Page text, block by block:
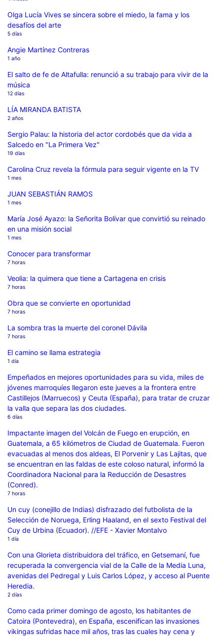
Olga Lucía Vives se sincera sobre el miedo, la fama y los
desafíos del arte
5 días
Angie Martínez Contreras
1 año
El salto de fe de Altafulla: renunció a su trabajo para vivir de la
música
12 días
LÍA MIRANDA BATISTA
2 años
Sergio Palau: la historia del actor cordobés que da vida a
Salcedo en "La Primera Vez"
19 días
Carolina Cruz revela la fórmula para seguir vigente en la TV
1 mes
JUAN SEBASTIÁN RAMOS
1 mes
María José Ayazo: la Señorita Bolívar que convirtió su reinado
en una misión social
1 mes
Conocer para transformar
7 horas
Veolia: la quimera que tiene a Cartagena en crisis
7 horas
Obra que se convierte en oportunidad
7 horas
La sombra tras la muerte del coronel Dávila
7 horas
El camino se llama estrategia
1 día
Empeñados en mejores oportunidades para su vida, miles de
jóvenes marroquíes llegaron este jueves a la frontera entre
Castillejos (Marruecos) y Ceuta (España), para tratar de cruzar
la valla que separa las dos ciudades.
6 días
Impactante imagen del Volcán de Fuego en erupción, en
Guatemala, a 65 kilómetros de Ciudad de Guatemala. Fueron
evacuadas al menos dos aldeas, El Porvenir y Las Lajitas, que
se encuentran en las faldas de este coloso natural, informó la
Coordinadora Nacional para la Reducción de Desastres
(Conred).
7 horas
Un cuy (conejillo de Indias) disfrazado del futbolista de la
Selección de Noruega, Erling Haaland, en el sexto Festival del
Cuy de Urbina (Ecuador). //EFE - Xavier Montalvo
1 día
Con una Glorieta distribuidora del tráfico, en Getsemaní, fue
recuperada la convergencia vial de la Calle de la Media Luna,
avenidas del Pedregal y Luis Carlos López, y acceso al Puente
Heredia.
2 días
Como cada primer domingo de agosto, los habitantes de
Catoira (Pontevedra), en España, escenifican las invasiones
vikingas sufridas hace mil años, tras las cuales hay cena y